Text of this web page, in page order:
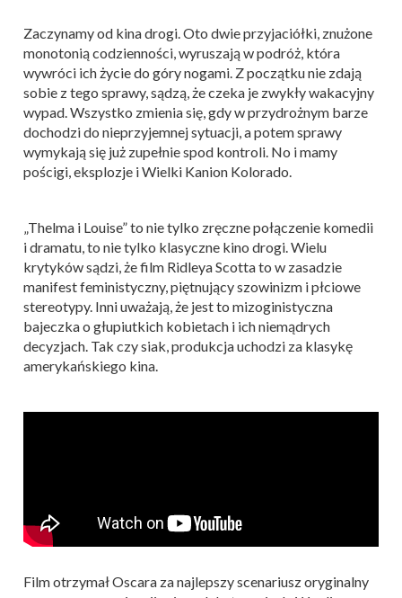
Zaczynamy od kina drogi. Oto dwie przyjaciółki, znużone
monotonią codzienności, wyruszają w podróż, która
wywróci ich życie do góry nogami. Z początku nie zdają
sobie z tego sprawy, sądzą, że czeka je zwykły wakacyjny
wypad. Wszystko zmienia się, gdy w przydrożnym barze
dochodzi do nieprzyjemnej sytuacji, a potem sprawy
wymykają się już zupełnie spod kontroli. No i mamy
pościgi, eksplozje i Wielki Kanion Kolorado.
„Thelma i Louise” to nie tylko zręczne połączenie komedii
i dramatu, to nie tylko klasyczne kino drogi. Wielu
krytyków sądzi, że film Ridleya Scotta to w zasadzie
manifest feministyczny, piętnujący szowinizm i płciowe
stereotypy. Inni uważają, że jest to mizoginistyczna
bajeczka o głupiutkich kobietach i ich niemądrych
decyzjach. Tak czy siak, produkcja uchodzi za klasykę
amerykańskiego kina.
Film otrzymał Oscara za najlepszy scenariusz oryginalny